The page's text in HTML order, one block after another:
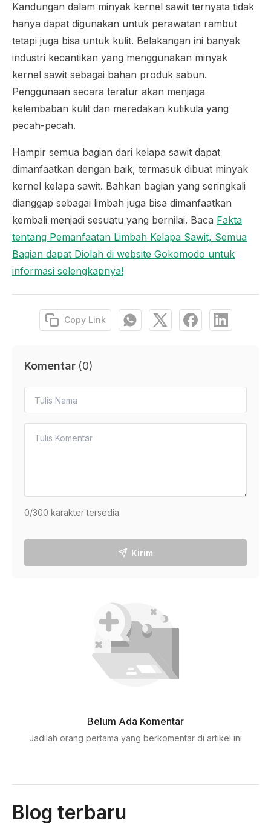
Kandungan dalam minyak kernel sawit ternyata tidak
hanya dapat digunakan untuk perawatan rambut
tetapi juga bisa untuk kulit. Belakangan ini banyak
industri kecantikan yang menggunakan minyak
kernel sawit sebagai bahan produk sabun.
Penggunaan secara teratur akan menjaga
kelembaban kulit dan meredakan kutikula yang
pecah-pecah.
Hampir semua bagian dari kelapa sawit dapat
dimanfaatkan dengan baik, termasuk dibuat minyak
kernel kelapa sawit. Bahkan bagian yang seringkali
dianggap sebagai limbah juga bisa dimanfaatkan
kembali menjadi sesuatu yang bernilai. Baca Fakta
tentang Pemanfaatan Limbah Kelapa Sawit, Semua
Bagian dapat Diolah di website Gokomodo untuk
informasi selengkapnya!
Copy Link
Komentar (0)
0/300 karakter tersedia
Kirim
Belum Ada Komentar
Jadilah orang pertama yang berkomentar di artikel ini
Blog terbaru